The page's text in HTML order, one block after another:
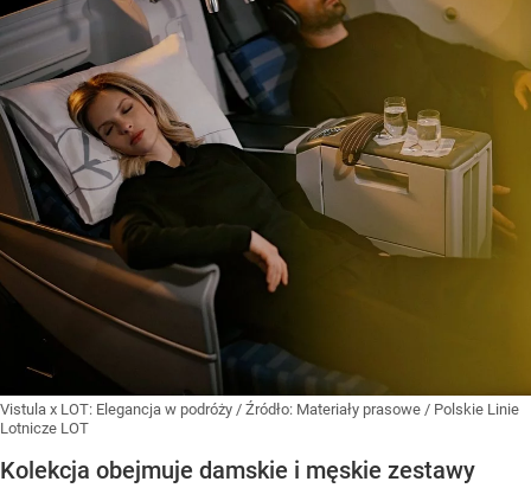
Vistula x LOT: Elegancja w podróży / Źródło: Materiały prasowe / Polskie Linie
Lotnicze LOT
Kolekcja obejmuje damskie i męskie zestawy